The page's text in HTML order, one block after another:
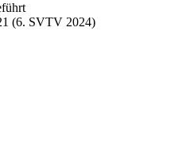
(6. SVTV 2024)